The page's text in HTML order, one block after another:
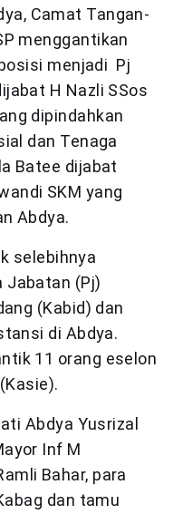
Camat Tangan-
menggantikan
menjadi Pj
H Nazli SSos
dipindahkan
dan Tenaga
Batee dijabat
SKM yang
Abdya.
selebihnya
Jabatan (Pj)
(Kabid) dan
di Abdya.
11 orang eselon
Abdya Yusrizal
Inf M
Bahar, para
dan tamu